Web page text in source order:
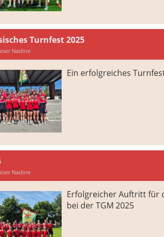
Turnfest 2025
Nadine
Ein erfolgreiches
Nadine
Erfolgreicher Auftritt für
bei der TGM 2025